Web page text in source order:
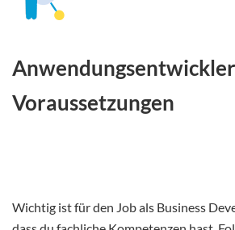
Voraussetzungen
Wichtig ist für den Job als Business